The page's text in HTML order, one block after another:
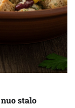
stalo